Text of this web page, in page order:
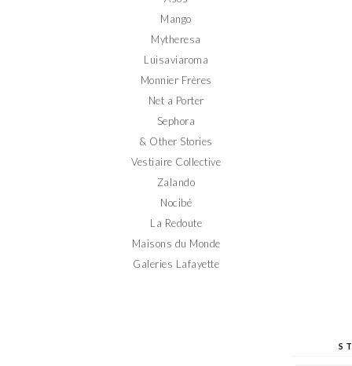
Mango
Mytheresa
Luisaviaroma
Monnier Frères
Net a Porter
Sephora
& Other Stories
Vestiaire Collective
Zalando
Nocibé
La Redoute
Maisons du Monde
Galeries Lafayette